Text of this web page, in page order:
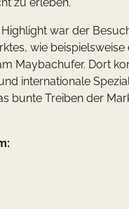
war der
wie beispielsweise
Maybachufer. Dort
internationale
bunte Treiben der